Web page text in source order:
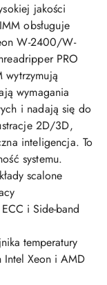
jakości
obsługuje
W-2400/W-
PRO
wymagania
i nadają się do
2D/3D,
inteligencja. To
systemu.
scalone
i Side-band
temperatury
Intel Xeon i AMD